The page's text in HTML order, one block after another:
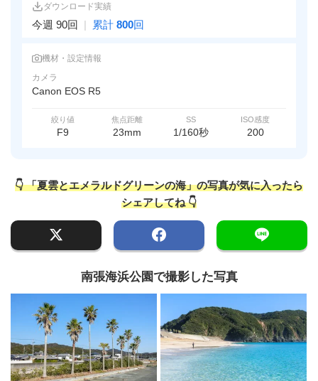
ダウンロード実績
今週 90回 | 累計 800回
機材・設定情報
カメラ
Canon EOS R5
絞り値
F9
焦点距離
23mm
SS
1/160秒
ISO感度
200
👇 「夏雲とエメラルドグリーンの海」の写真が気に入ったら
シェアしてね 👇
南張海浜公園で撮影した写真